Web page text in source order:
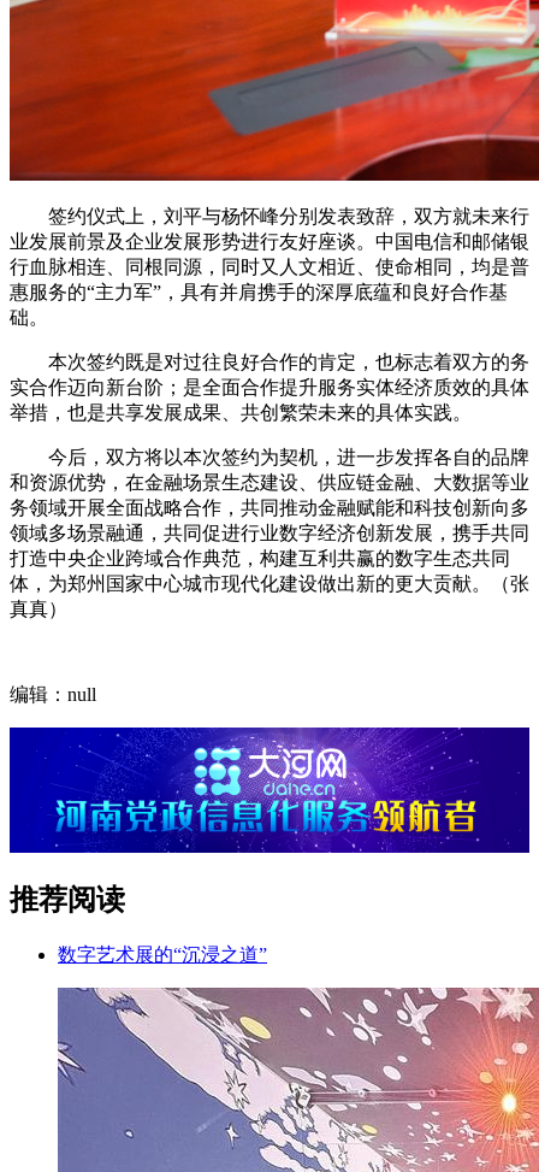
签约仪式上，刘平与杨怀峰分别发表致辞，双方就未来行
业发展前景及企业发展形势进行友好座谈。中国电信和邮储银
行血脉相连、同根同源，同时又人文相近、使命相同，均是普
惠服务的“主力军”，具有并肩携手的深厚底蕴和良好合作基
础。
本次签约既是对过往良好合作的肯定，也标志着双方的务
实合作迈向新台阶；是全面合作提升服务实体经济质效的具体
举措，也是共享发展成果、共创繁荣未来的具体实践。
今后，双方将以本次签约为契机，进一步发挥各自的品牌
和资源优势，在金融场景生态建设、供应链金融、大数据等业
务领域开展全面战略合作，共同推动金融赋能和科技创新向多
领域多场景融通，共同促进行业数字经济创新发展，携手共同
打造中央企业跨域合作典范，构建互利共赢的数字生态共同
体，为郑州国家中心城市现代化建设做出新的更大贡献。（张
真真）
编辑：null
推荐阅读
数字艺术展的“沉浸之道”